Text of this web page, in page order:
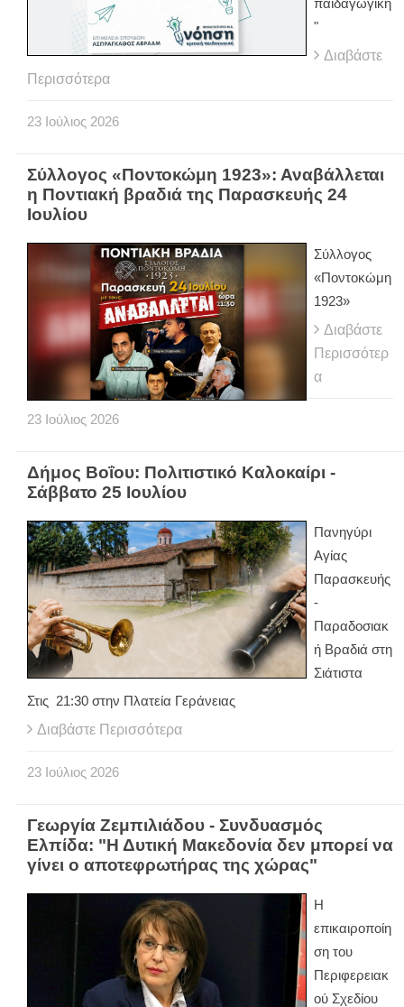
παιδαγωγική
"
Διαβάστε
Περισσότερα
23 Ιούλιος 2026
Σύλλογος «Ποντοκώμη 1923»: Αναβάλλεται
η Ποντιακή βραδιά της Παρασκευής 24
Ιουλίου
Σύλλογος
«Ποντοκώμη
1923»
Διαβάστε
Περισσότερ
α
23 Ιούλιος 2026
Δήμος Βοΐου: Πολιτιστικό Καλοκαίρι -
Σάββατο 25 Ιουλίου
Πανηγύρι
Αγίας
Παρασκευής
-
Παραδοσιακ
ή Βραδιά στη
Σιάτιστα
Στις 21:30 στην Πλατεία Γεράνειας
Διαβάστε Περισσότερα
23 Ιούλιος 2026
Γεωργία Ζεμπιλιάδου - Συνδυασμός
Ελπίδα: "Η Δυτική Μακεδονία δεν μπορεί να
γίνει ο αποτεφρωτήρας της χώρας"
Η
επικαιροποίη
ση του
Περιφερειακ
ού Σχεδίου